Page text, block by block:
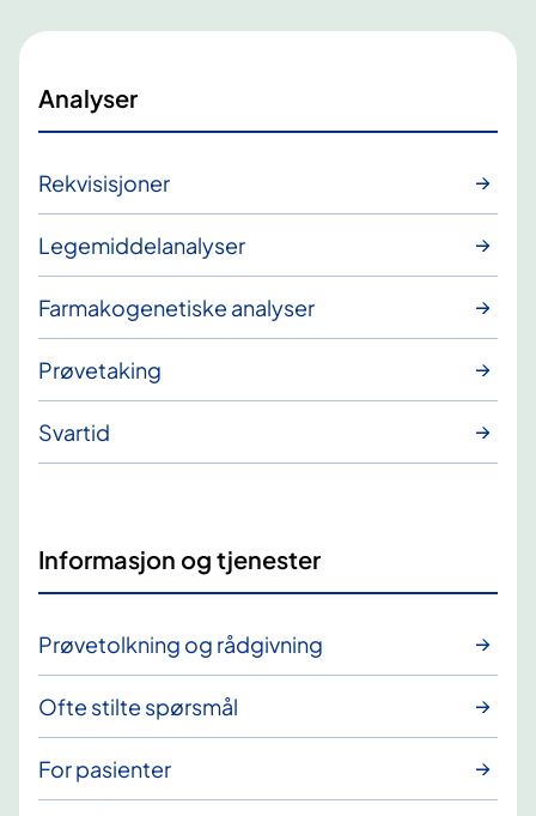
Analyser
Rekvisisjoner
Legemiddelanalyser
Farmakogenetiske analyser
Prøvetaking
Svartid
Informasjon og tjenester
Prøvetolkning og rådgivning
Ofte stilte spørsmål
For pasienter